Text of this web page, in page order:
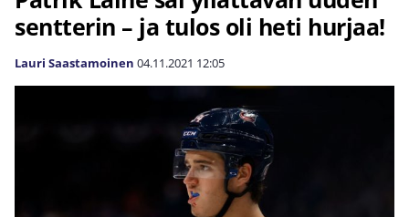
sentterin – ja tulos oli heti hurjaa!
Lauri Saastamoinen 04.11.2021 12:05